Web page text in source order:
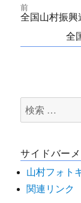
投
ゲ
シ
ョ
前
Previous
post:
全国山村振
post:
全
検
索
象:
サイドバー
山村フォト
関連リンク